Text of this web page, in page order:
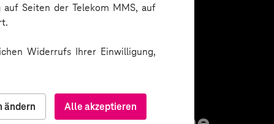
Seiten der Telekom MMS, auf
Widerrufs Ihrer Einwilligung,
Alle akzeptieren
ändern